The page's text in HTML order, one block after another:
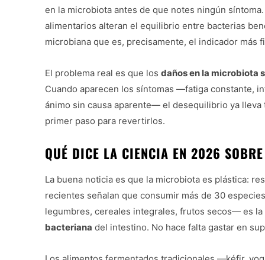
en la microbiota antes de que notes ningún
alimentarios alteran el equilibrio entre bacterias
microbiana que es, precisamente, el indicador más
El problema real es que los daños en la microbiota
Cuando aparecen los síntomas —fatiga constante,
ánimo sin causa aparente— el desequilibrio ya
primer paso para revertirlos.
QUÉ DICE LA CIENCIA EN 2026
La buena noticia es que la microbiota es plástica:
recientes señalan que consumir más de 30
legumbres, cereales integrales, frutos secos— es
bacteriana del intestino. No hace falta gastar en